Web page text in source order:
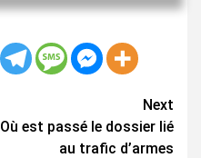
Next
Où est passé le dossier lié
au trafic d’armes